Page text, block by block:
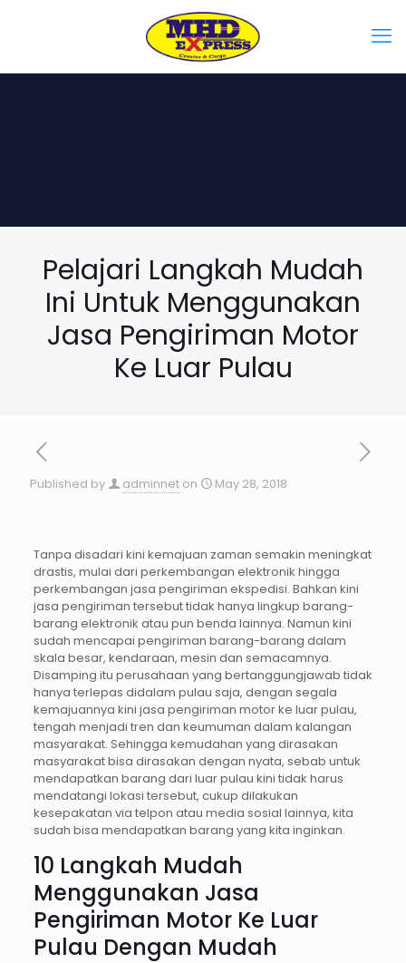
Pelajari Langkah Mudah
Ini Untuk Menggunakan
Jasa Pengiriman Motor
Ke Luar Pulau
Published by adminnet on May 28, 2018
Tanpa disadari kini kemajuan zaman semakin meningkat
drastis, mulai dari perkembangan elektronik hingga
perkembangan jasa pengiriman ekspedisi. Bahkan kini
jasa pengiriman tersebut tidak hanya lingkup barang-
barang elektronik atau pun benda lainnya. Namun kini
sudah mencapai pengiriman barang-barang dalam
skala besar, kendaraan, mesin dan semacamnya.
Disamping itu perusahaan yang bertanggungjawab tidak
hanya terlepas didalam pulau saja, dengan segala
kemajuannya kini jasa pengiriman motor ke luar pulau,
tengah menjadi tren dan keumuman dalam kalangan
masyarakat. Sehingga kemudahan yang dirasakan
masyarakat bisa dirasakan dengan nyata, sebab untuk
mendapatkan barang dari luar pulau kini tidak harus
mendatangi lokasi tersebut, cukup dilakukan
kesepakatan via telpon atau media sosial lainnya, kita
sudah bisa mendapatkan barang yang kita inginkan.
10 Langkah Mudah
Menggunakan Jasa
Pengiriman Motor Ke Luar
Pulau Dengan Mudah